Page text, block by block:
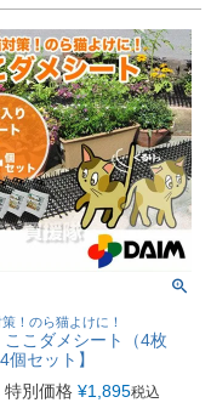
！のら猫よけに！
ここダメシート（4枚
個セット】
特別価格 ¥1,895税込